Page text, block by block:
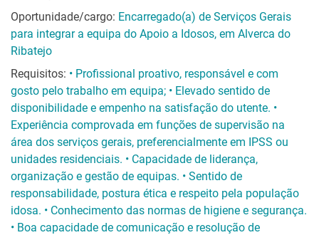
Oportunidade/cargo: Encarregado(a) de Serviços Gerais
para integrar a equipa do Apoio a Idosos, em Alverca do
Ribatejo
Requisitos: • Profissional proativo, responsável e com
gosto pelo trabalho em equipa; • Elevado sentido de
disponibilidade e empenho na satisfação do utente. •
Experiência comprovada em funções de supervisão na
área dos serviços gerais, preferencialmente em IPSS ou
unidades residenciais. • Capacidade de liderança,
organização e gestão de equipas. • Sentido de
responsabilidade, postura ética e respeito pela população
idosa. • Conhecimento das normas de higiene e segurança.
• Boa capacidade de comunicação e resolução de